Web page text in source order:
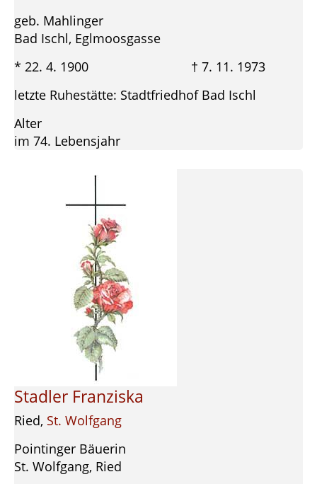
geb. Mahlinger
Bad Ischl, Eglmoosgasse
* 22. 4. 1900 † 7. 11. 1973
letzte Ruhestätte: Stadtfriedhof Bad Ischl
Alter
im 74. Lebensjahr
Stadler Franziska
Ried, St. Wolfgang
Pointinger Bäuerin
St. Wolfgang, Ried